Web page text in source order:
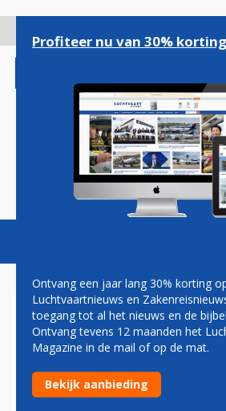
gaan
Magazine Podcasts
FIFA
Luchtvaartmaatschappijen steken
speciaal WK-jasje
Profiteer nu van 30% korting
Ontvang een jaar lang 30% korting
Luchtvaartnieuws en
toegang tot al het nieuws en de
Ontvang tevens 12 maanden het
Magazine in de mail of op de mat.
Bekijk aanbieding